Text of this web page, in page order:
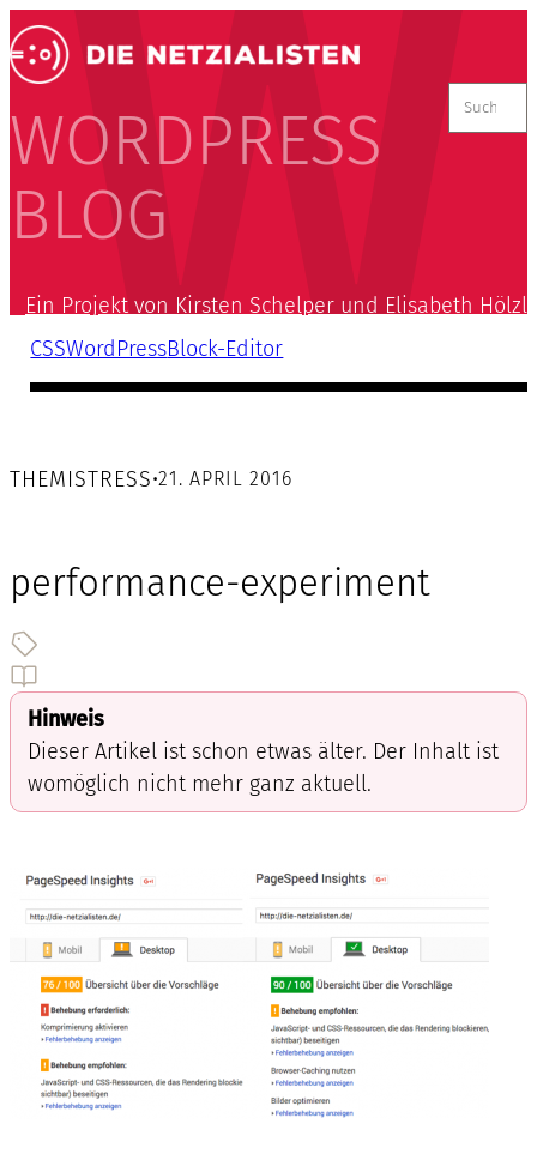
WORDPRESS
BLOG
nach:
Ein Projekt von Kirsten Schelper und Elisabeth Hölzl
CSSWordPressBlock-Editor
THEMISTRESS•21. APRIL 2016
performance-experiment
Hinweis
Dieser Artikel ist schon etwas älter. Der Inhalt ist
womöglich nicht mehr ganz aktuell.